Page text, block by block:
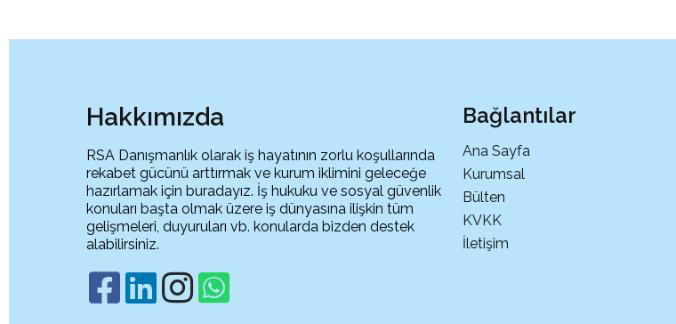
Hakkımızda
RSA Danışmanlık olarak iş hayatının zorlu koşullarında
rekabet gücünü arttırmak ve kurum iklimini geleceğe
hazırlamak için buradayız. İş hukuku ve sosyal güvenlik
konuları başta olmak üzere iş dünyasına ilişkin tüm
gelişmeleri, duyuruları vb. konularda bizden destek
alabilirsiniz.
Bağlantılar
Ana Sayfa
Kurumsal
Bülten
KVKK
İletişim